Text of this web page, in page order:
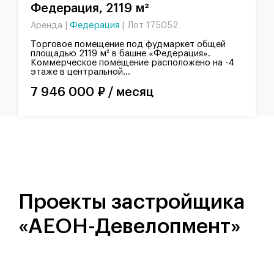
Федерация, 2119 м²
Аренда | Федерация Лот 175052
Торговое помещение под фудмаркет общей
площадью 2119 м² в башне «Федерация».
Коммерческое помещение расположено на -4
этаже в центральной...
7 946 000 ₽ / месяц
Проекты застройщика
«АЕОН-Девелопмент»